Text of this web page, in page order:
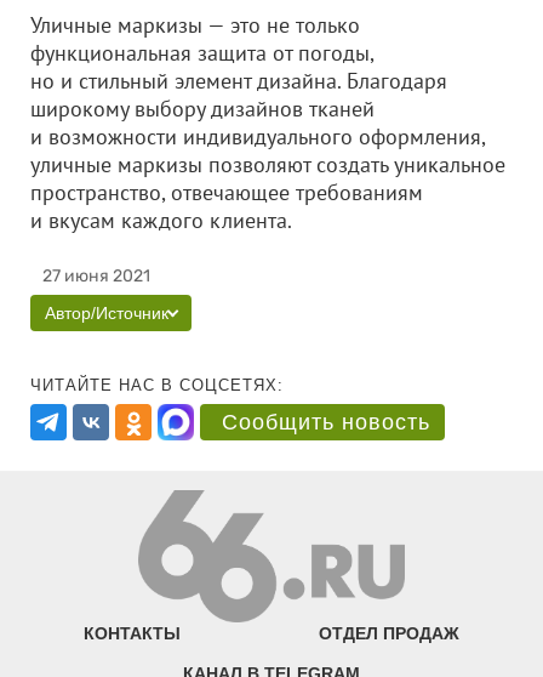
Уличные маркизы — это не только
функциональная защита от погоды,
но и стильный элемент дизайна. Благодаря
широкому выбору дизайнов тканей
и возможности индивидуального оформления,
уличные маркизы позволяют создать уникальное
пространство, отвечающее требованиям
и вкусам каждого клиента.
27 июня 2021
Автор/Источник
ЧИТАЙТЕ НАС В СОЦСЕТЯХ:
Сообщить новость
КОНТАКТЫ ОТДЕЛ ПРОДАЖ